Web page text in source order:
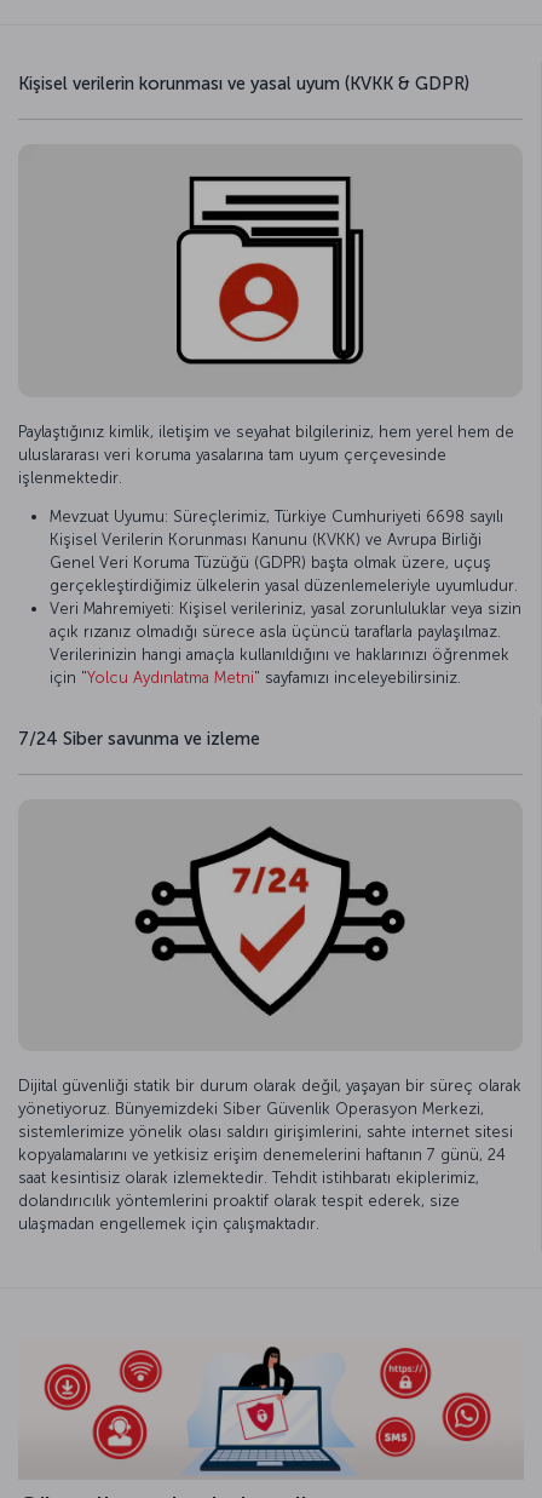
Kişisel verilerin korunması ve yasal uyum (KVKK & GDPR)
Paylaştığınız kimlik, iletişim ve seyahat bilgileriniz, hem yerel hem de
uluslararası veri koruma yasalarına tam uyum çerçevesinde
işlenmektedir.
Mevzuat Uyumu: Süreçlerimiz, Türkiye Cumhuriyeti 6698 sayılı
Kişisel Verilerin Korunması Kanunu (KVKK) ve Avrupa Birliği
Genel Veri Koruma Tüzüğü (GDPR) başta olmak üzere, uçuş
gerçekleştirdiğimiz ülkelerin yasal düzenlemeleriyle uyumludur.
Veri Mahremiyeti: Kişisel verileriniz, yasal zorunluluklar veya sizin
açık rızanız olmadığı sürece asla üçüncü taraflarla paylaşılmaz.
Verilerinizin hangi amaçla kullanıldığını ve haklarınızı öğrenmek
için "Yolcu Aydınlatma Metni" sayfamızı inceleyebilirsiniz.
7/24 Siber savunma ve izleme
Dijital güvenliği statik bir durum olarak değil, yaşayan bir süreç olarak
yönetiyoruz. Bünyemizdeki Siber Güvenlik Operasyon Merkezi,
sistemlerimize yönelik olası saldırı girişimlerini, sahte internet sitesi
kopyalamalarını ve yetkisiz erişim denemelerini haftanın 7 günü, 24
saat kesintisiz olarak izlemektedir. Tehdit istihbaratı ekiplerimiz,
dolandırıcılık yöntemlerini proaktif olarak tespit ederek, size
ulaşmadan engellemek için çalışmaktadır.